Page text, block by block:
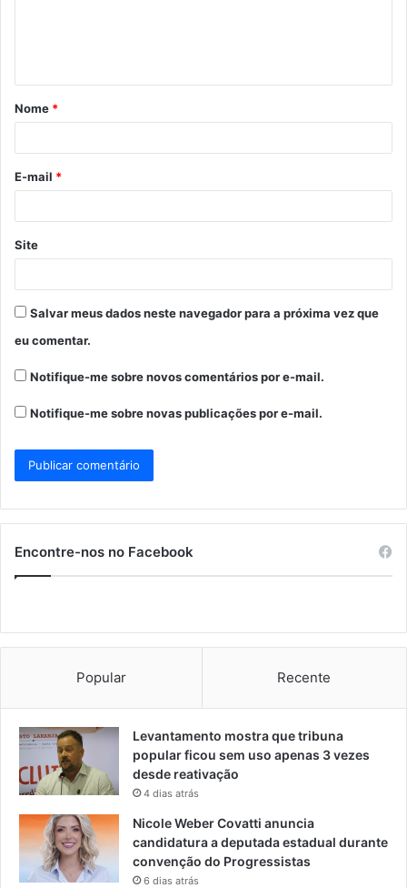
á
r
*
Nome *
E-mail *
Site
Salvar meus dados neste navegador para a próxima vez que
eu comentar.
Notifique-me sobre novos comentários por e-mail.
Notifique-me sobre novas publicações por e-mail.
Encontre-nos no Facebook
Popular Recente
Levantamento mostra que tribuna
popular ficou sem uso apenas 3 vezes
desde reativação
4 dias atrás
Nicole Weber Covatti anuncia
candidatura a deputada estadual durante
convenção do Progressistas
6 dias atrás